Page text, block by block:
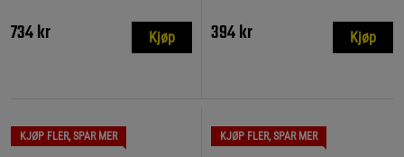
734 kr Kjøp 394 kr Kjøp
KJØP FLER, SPAR MER KJØP FLER, SPAR MER